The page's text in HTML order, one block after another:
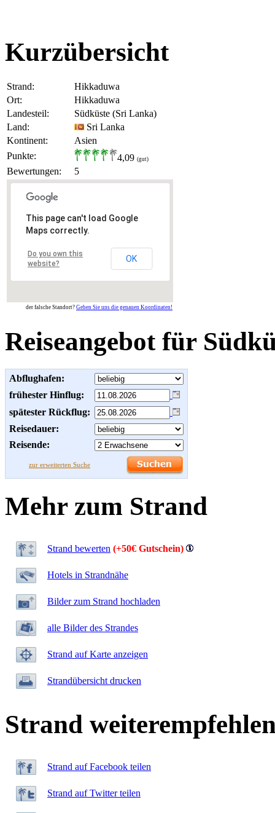
Kurzübersicht
Strand:
Hikkaduwa
Ort:
Hikkaduwa
Landesteil:
Südküste (Sri Lanka)
Land:
Sri Lanka
Kontinent:
Asien
Punkte:
4,09 (gut)
Bewertungen: 5
This page can't load Google
Maps correctly.
Do you own this
website?
OK
der falsche Standort? Geben Sie uns die genauen Koordinaten!
Reiseangebot für
Abflughafen:
frühester Hinflug:
spätester Rückflug:
Reisedauer:
Reisende:
zur erweiterten Suche
Mehr zum Strand
Strand bewerten (+50€ Gutschein)
Hotels in Strandnähe
Bilder zum Strand hochladen
alle Bilder des Strandes
Strand auf Karte anzeigen
Strandübersicht drucken
Strand
Strand auf Facebook teilen
Strand auf Twitter teilen